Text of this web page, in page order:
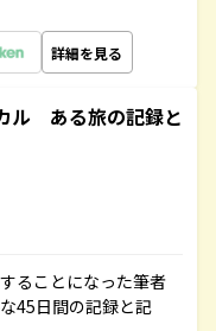
詳細を見る
ル ある旅の記録と
ることになった筆者
45日間の記録と記